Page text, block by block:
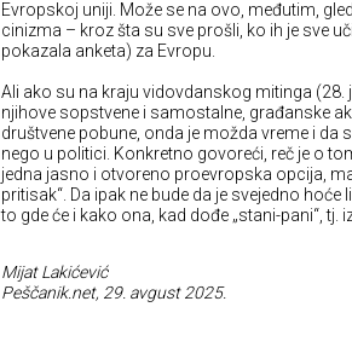
Evropskoj uniji. Može se na ovo, međutim,
cinizma – kroz šta su sve prošli, ko ih je sve
pokazala anketa) za Evropu.
Ali ako su na kraju vidovdanskog mitinga (28.
njihove sopstvene i samostalne, građanske
društvene pobune, onda je možda vreme i da
nego u politici. Konkretno govoreći, reč je o
jedna jasno i otvoreno proevropska opcija,
pritisak“. Da ipak ne bude da je svejedno hoće
to gde će i kako ona, kad dođe „stani-pani“, tj.
Mijat Lakićević
Peščanik.net, 29. avgust 2025.